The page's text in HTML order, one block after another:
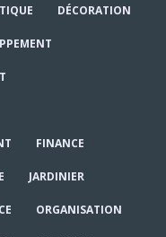
DÉCORATION
FINANCE
JARDINIER
ORGANISATION